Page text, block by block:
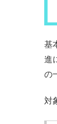
基
進
の
対